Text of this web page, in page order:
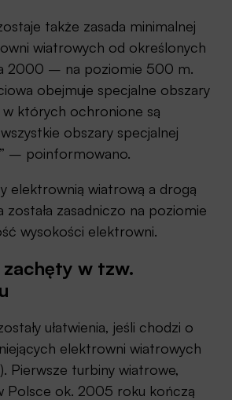
także zasada minimalnej
wiatrowych od określonych
2000 – na poziomie 500 m.
obejmuje specjalne obszary
w których ochronione są
obszary specjalnej
– poinformowano.
elektrownią wiatrową a drogą
została zasadniczo na poziomie
wysokości elektrowni.
zachęty w tzw.
ułatwienia, jeśli chodzi o
elektrowni wiatrowych
Pierwsze turbiny wiatrowe,
Polsce ok. 2005 roku kończą